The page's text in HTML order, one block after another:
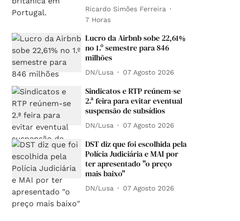
Ricardo Simões Ferreira
7 Horas
Lucro da Airbnb sobe 22,61%
no 1.º semestre para 846
milhões
DN/Lusa 07 Agosto 2026
Sindicatos e RTP reúnem-se
2.ª feira para evitar eventual
suspensão de subsídios
DN/Lusa 07 Agosto 2026
DST diz que foi escolhida pela
Polícia Judiciária e MAI por
ter apresentado "o preço
mais baixo"
DN/Lusa 07 Agosto 2026